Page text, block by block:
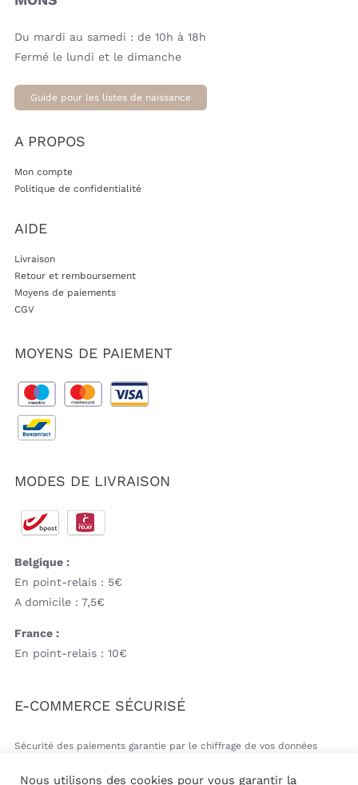
Du mardi au samedi : de 10h à 18h
Fermé le lundi et le dimanche
Guide pour les listes de naissance
A PROPOS
Mon compte
Politique de confidentialité
AIDE
Livraison
Retour et remboursement
Moyens de paiements
CGV
MOYENS DE PAIEMENT
MODES DE LIVRAISON
Belgique :
En point-relais : 5€
A domicile : 7,5€
France :
En point-relais : 10€
E-COMMERCE SÉCURISÉ
Sécurité des paiements garantie par le chiffrage de vos données
Nous utilisons des cookies pour vous garantir la